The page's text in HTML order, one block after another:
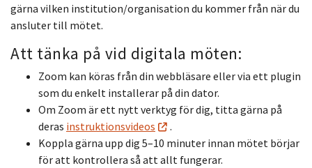
gärna vilken institution/organisation du kommer från när du
ansluter till mötet.
Att tänka på vid digitala möten:
Zoom kan köras från din webbläsare eller via ett plugin
som du enkelt installerar på din dator.
Om Zoom är ett nytt verktyg för dig, titta gärna på
deras instruktionsvideos
.
Koppla gärna upp dig 5–10 minuter innan mötet börjar
för att kontrollera så att allt fungerar.